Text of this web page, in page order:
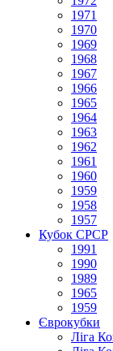
1971
1970
1969
1968
1967
1966
1965
1964
1963
1962
1961
1960
1959
1958
1957
Кубок СРСР
1991
1990
1989
1965
1959
Єврокубки
Ліга